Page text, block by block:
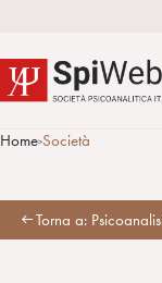
Home>Società
Torna a: